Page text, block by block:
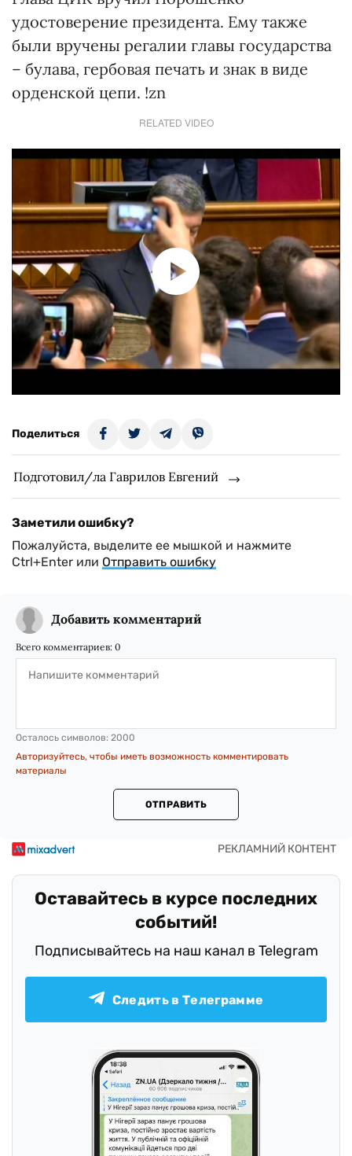
удостоверение президента. Ему также
были вручены регалии главы государства
– булава, гербовая печать и знак в виде
орденской цепи. !zn
RELATED VIDEO
Поделиться
Подготовил/ла Гаврилов Евгений
Заметили ошибку?
Пожалуйста, выделите ее мышкой и нажмите
Ctrl+Enter или Отправить ошибку
Добавить комментарий
Всего комментариев: 0
Осталось символов: 2000
Авторизуйтесь, чтобы иметь возможность комментировать
материалы
ОТПРАВИТЬ
Оставайтесь в курсе последних
событий!
Подписывайтесь на наш канал в Telegram
Следить в Телеграмме